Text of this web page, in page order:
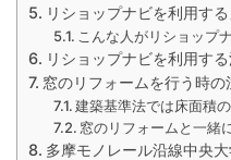
リショップナビを利用す
こんな人がリショップ
リショップナビを利用す
窓のリフォームを行う時
建築基準法では床面積
窓のリフォームと一緒
多摩モノレール沿線中央